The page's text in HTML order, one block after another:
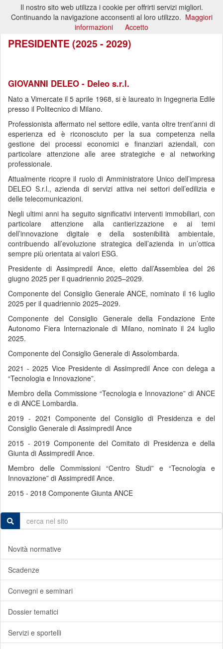
PRESIDENTE (2025 - 2029)
GIOVANNI DELEO - Deleo s.r.l.
Nato a Vimercate il 5 aprile 1968, si è laureato in Ingegneria Edile
presso il Politecnico di Milano.
Professionista affermato nel settore edile, vanta oltre trent’anni di
esperienza ed è riconosciuto per la sua competenza nella
gestione dei processi economici e finanziari aziendali, con
particolare attenzione alle aree strategiche e al networking
professionale.
Attualmente ricopre il ruolo di Amministratore Unico dell’impresa
DELEO S.r.l., azienda di servizi attiva nei settori dell’edilizia e
delle telecomunicazioni.
Negli ultimi anni ha seguito significativi interventi immobiliari, con
particolare attenzione alla cantierizzazione e ai temi
dell’innovazione digitale e della sostenibilità ambientale,
contribuendo all’evoluzione strategica dell’azienda in un’ottica
sempre più orientata ai valori ESG.
Presidente di Assimpredil Ance, eletto dall’Assemblea del 26
giugno 2025 per il quadriennio 2025–2029.
Componente del Consiglio Generale ANCE, nominato il 16 luglio
2025 per il quadriennio 2025–2029.
Componente del Consiglio Generale della Fondazione Ente
Autonomo Fiera Internazionale di Milano, nominato il 24 luglio
2025.
Componente del Consiglio Generale di Assolombarda.
2021 - 2025 Vice Presidente di Assimpredil Ance con delega a
“Tecnologia e Innovazione”.
Membro della Commissione “Tecnologia e Innovazione” di ANCE
e di ANCE Lombardia.
2019 - 2021 Componente del Consiglio di Presidenza e del
Consiglio Generale di Assimpredil Ance
2015 - 2019 Componente del Comitato di Presidenza e della
Giunta di Assimpredil Ance.
Membro delle Commissioni “Centro Studi” e “Tecnologia e
Innovazione” di Assimpredil Ance.
2015 - 2018 Componente Giunta ANCE
Novità normative
Scadenze
Convegni e seminari
Dossier tematici
Servizi e sportelli
Il nostro sito web utilizza i cookie per offrirti servizi migliori.
Continuando la navigazione acconsenti al loro utilizzo. Maggiori
informazioni
Accetto